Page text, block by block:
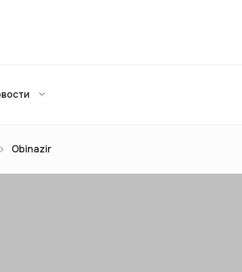
Obinazir